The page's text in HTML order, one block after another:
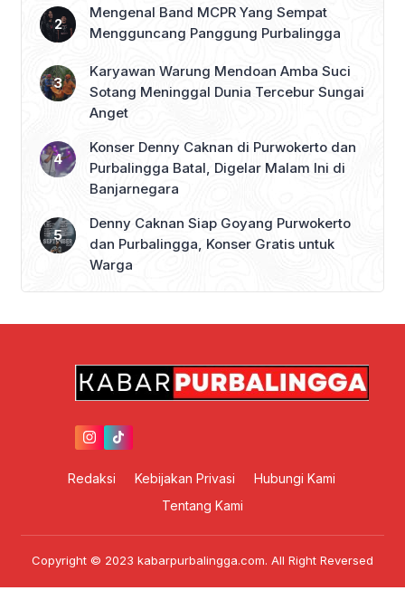
Mengenal Band MCPR Yang Sempat
Mengguncang Panggung Purbalingga
Karyawan Warung Mendoan Amba Suci
Sotang Meninggal Dunia Tercebur Sungai
Anget
Konser Denny Caknan di Purwokerto dan
Purbalingga Batal, Digelar Malam Ini di
Banjarnegara
Denny Caknan Siap Goyang Purwokerto
dan Purbalingga, Konser Gratis untuk
Warga
Redaksi Kebijakan Privasi
Hubungi Kami
Tentang Kami
Copyright © 2023 kabarpurbalingga.com. All Right Reversed